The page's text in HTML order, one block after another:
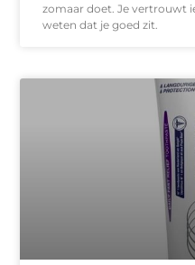
zomaar doet. Je vertrouwt
weten dat je goed zit.